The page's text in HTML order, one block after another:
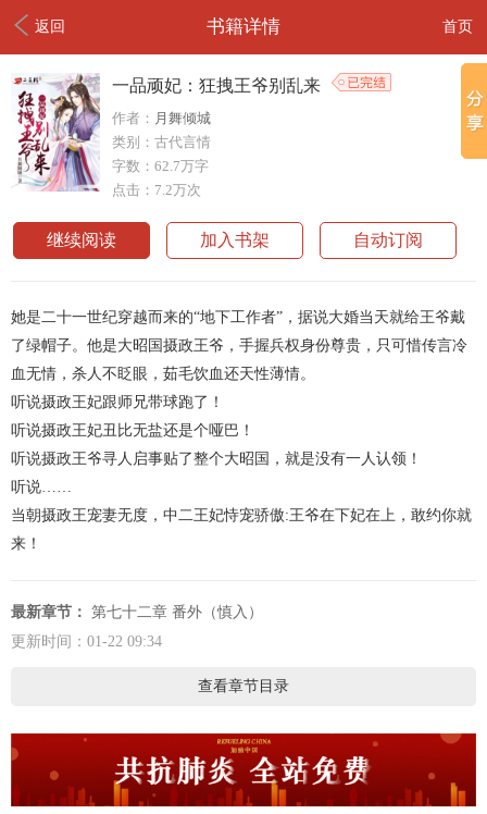
返回 书籍详情 首页
一品顽妃：狂拽王爷别乱来
作者： 月舞倾城
类别：古代言情
字数：62.7万字
点击：7.2万次
继续阅读 加入书架 自动订阅
她是二十一世纪穿越而来的“地下工作者”，据说大婚当天就给王爷戴
了绿帽子。他是大昭国摄政王爷，手握兵权身份尊贵，只可惜传言冷
血无情，杀人不眨眼，茹毛饮血还天性薄情。
听说摄政王妃跟师兄带球跑了！
听说摄政王妃丑比无盐还是个哑巴！
听说摄政王爷寻人启事贴了整个大昭国，就是没有一人认领！
听说……
当朝摄政王宠妻无度，中二王妃恃宠骄傲:王爷在下妃在上，敢约你就
来！
最新章节： 第七十二章 番外（慎入）
更新时间：01-22 09:34
查看章节目录